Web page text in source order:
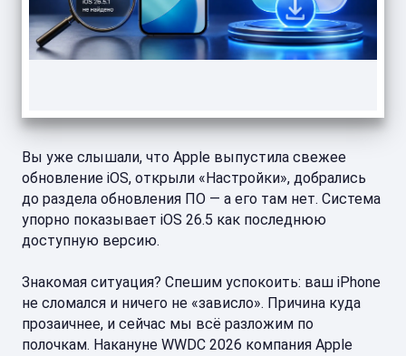
Вы уже слышали, что Apple выпустила свежее
обновление iOS, открыли «Настройки», добрались
до раздела обновления ПО — а его там нет. Система
упорно показывает iOS 26.5 как последнюю
доступную версию.
Знакомая ситуация? Спешим успокоить: ваш iPhone
не сломался и ничего не «зависло». Причина куда
прозаичнее, и сейчас мы всё разложим по
полочкам. Накануне WWDC 2026 компания Apple